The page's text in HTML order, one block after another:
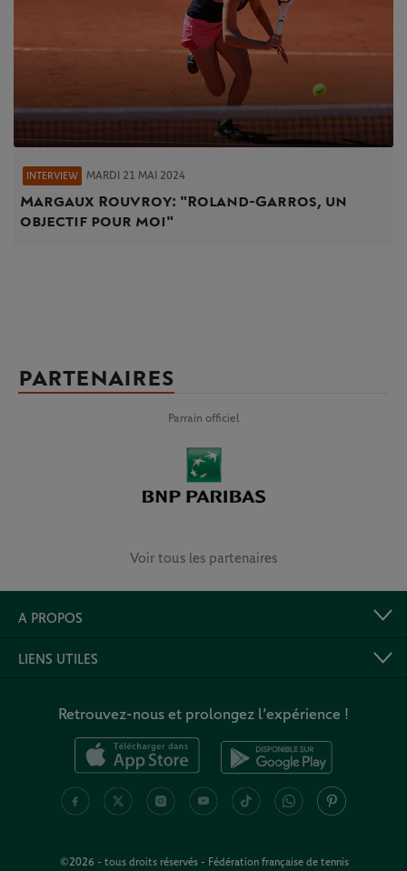
INTERVIEW MARDI 21 MAI 2024
Margaux Rouvroy : "Roland-Garros, un
objectif pour moi"
PARTENAIRES
Parrain officiel
Voir tous les partenaires
A PROPOS
LIENS UTILES
Retrouvez-nous et prolongez l’expérience !
©2026 - tous droits réservés - Fédération française de tennis